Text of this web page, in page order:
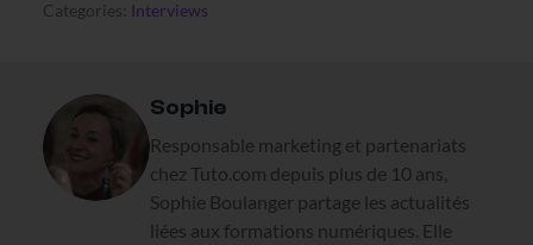
Categories: Interviews
Sophie
Responsable marketing et partenariats
chez Tuto.com depuis plus de 10 ans,
Sophie Boulanger partage les actualités
liées aux formations numériques. Elle